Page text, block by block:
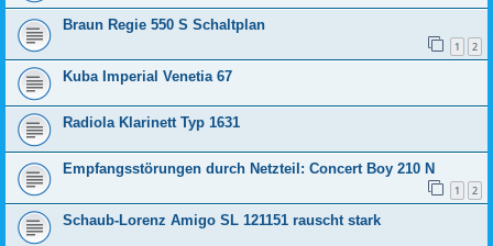
Braun Regie 550 S Schaltplan
1 2
Kuba Imperial Venetia 67
Radiola Klarinett Typ 1631
Empfangsstörungen durch Netzteil: Concert Boy 210 N
1 2
Schaub-Lorenz Amigo SL 121151 rauscht stark